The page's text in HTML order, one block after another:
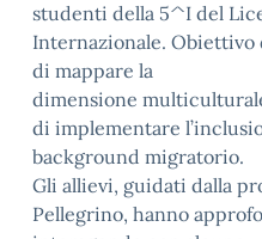
studenti della 5^I del
Internazionale. Obiettivo
di mappare la
dimensione
di implementare
background migratorio.
Gli allievi, guidati dalla
Pellegrino, hanno